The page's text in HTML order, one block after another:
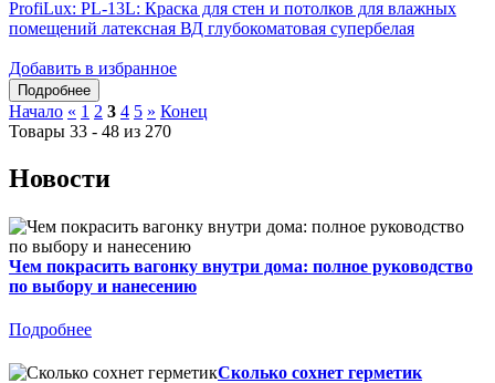
ProfiLux: PL-13L: Краска для стен и потолков для влажных
помещений латексная ВД глубокоматовая супербелая
Добавить в избранное
Начало « 1 2 3 4 5 » Конец
Товары 33 - 48 из 270
Новости
Чем покрасить вагонку внутри дома: полное руководство
по выбору и нанесению
Подробнее
Сколько сохнет герметик